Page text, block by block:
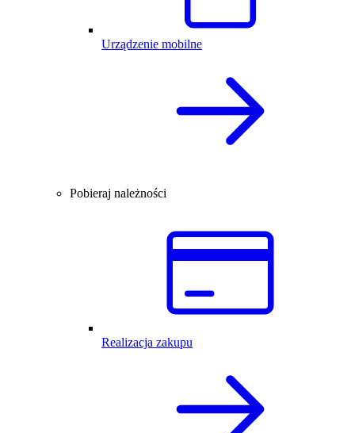
Urządzenie mobilne
Pobieraj należności
Realizacja zakupu